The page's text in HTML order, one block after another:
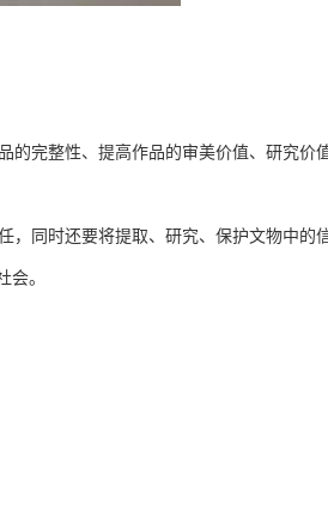
的完整性、提高作品的审美价值、研究价
同时还要将提取、研究、保护文物中的信
会。